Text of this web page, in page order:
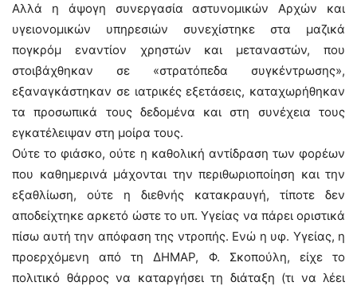
Αλλά η άψογη συνεργασία αστυνομικών Αρχών και
υγειονομικών υπηρεσιών συνεχίστηκε στα μαζικά
πογκρόμ εναντίον χρηστών και μεταναστών, που
στοιβάχθηκαν σε «στρατόπεδα συγκέντρωσης»,
εξαναγκάστηκαν σε ιατρικές εξετάσεις, καταχωρήθηκαν
τα προσωπικά τους δεδομένα και στη συνέχεια τους
εγκατέλειψαν στη μοίρα τους.
Ούτε το φιάσκο, ούτε η καθολική αντίδραση των φορέων
που καθημερινά μάχονται την περιθωριοποίηση και την
εξαθλίωση, ούτε η διεθνής κατακραυγή, τίποτε δεν
αποδείχτηκε αρκετό ώστε το υπ. Υγείας να πάρει οριστικά
πίσω αυτή την απόφαση της ντροπής. Ενώ η υφ. Υγείας, η
προερχόμενη από τη ΔΗΜΑΡ, Φ. Σκοπούλη, είχε το
πολιτικό θάρρος να καταργήσει τη διάταξη (τι να λέει